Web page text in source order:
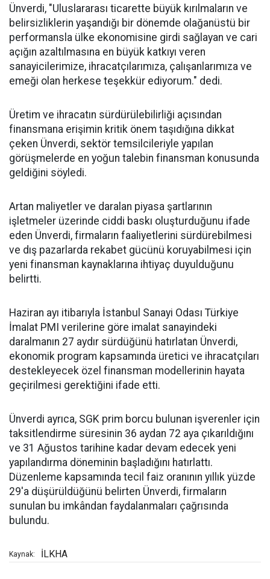
Ünverdi, "Uluslararası ticarette büyük kırılmaların ve
belirsizliklerin yaşandığı bir dönemde olağanüstü bir
performansla ülke ekonomisine girdi sağlayan ve cari
açığın azaltılmasına en büyük katkıyı veren
sanayicilerimize, ihracatçılarımıza, çalışanlarımıza ve
emeği olan herkese teşekkür ediyorum." dedi.
Üretim ve ihracatın sürdürülebilirliği açısından
finansmana erişimin kritik önem taşıdığına dikkat
çeken Ünverdi, sektör temsilcileriyle yapılan
görüşmelerde en yoğun talebin finansman konusunda
geldiğini söyledi.
Artan maliyetler ve daralan piyasa şartlarının
işletmeler üzerinde ciddi baskı oluşturduğunu ifade
eden Ünverdi, firmaların faaliyetlerini sürdürebilmesi
ve dış pazarlarda rekabet gücünü koruyabilmesi için
yeni finansman kaynaklarına ihtiyaç duyulduğunu
belirtti.
Haziran ayı itibarıyla İstanbul Sanayi Odası Türkiye
İmalat PMI verilerine göre imalat sanayindeki
daralmanın 27 aydır sürdüğünü hatırlatan Ünverdi,
ekonomik program kapsamında üretici ve ihracatçıları
destekleyecek özel finansman modellerinin hayata
geçirilmesi gerektiğini ifade etti.
Ünverdi ayrıca, SGK prim borcu bulunan işverenler için
taksitlendirme süresinin 36 aydan 72 aya çıkarıldığını
ve 31 Ağustos tarihine kadar devam edecek yeni
yapılandırma döneminin başladığını hatırlattı.
Düzenleme kapsamında tecil faiz oranının yıllık yüzde
29'a düşürüldüğünü belirten Ünverdi, firmaların
sunulan bu imkândan faydalanmaları çağrısında
bulundu.
Kaynak: İLKHA